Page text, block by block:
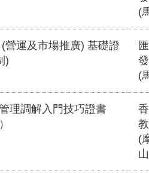
(
營運及市場推廣) 基礎證
)
(
理調解入門技巧證書
(